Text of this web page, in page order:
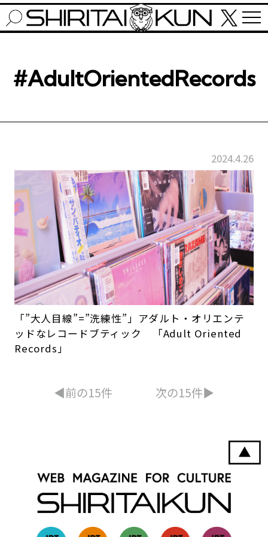
#AdultOrientedRecords
2024.4.26
「”大人目線”=”洗練性”」アダルト・オリエンテ
ッドなレコードブティック 「Adult Oriented
Records」
◀︎前の15件 次の15件▶︎